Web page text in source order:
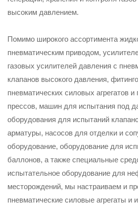
высоким давлением.
Помимо широкого ассортимента
пневматическим приводом,
газовых усилителей давления с
клапанов высокого давления,
пневматических силовых агрегатов и
прессов, машин для испытания под
оборудования для испытаний
арматуры, насосов для отделки и
оборудование, оборудование для
баллонов, а также специальные
испытательное оборудование для
месторождений, мы настраиваем и
пневматические силовые агрегаты и